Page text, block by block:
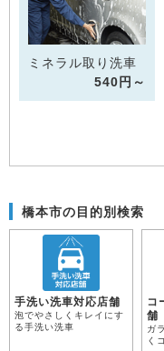
ミネラル取り洗車
540円～
橋本市の目的別検索
手洗い洗車対応店舗
泡でやさしくキレイにす
る手洗い洗車
コ
舗
ガ
く